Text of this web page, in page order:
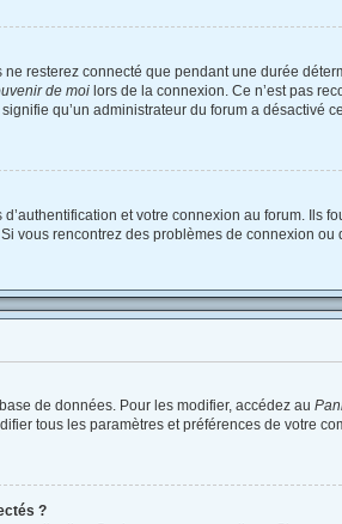
resterez connecté que pendant une durée
de moi lors de la connexion. Ce n’est pas
qu’un administrateur du forum a désactivé
et votre connexion au forum. Ils
vous rencontrez des problèmes de connexion
de données. Pour les modifier, accédez au
tous les paramètres et préférences de votre
?